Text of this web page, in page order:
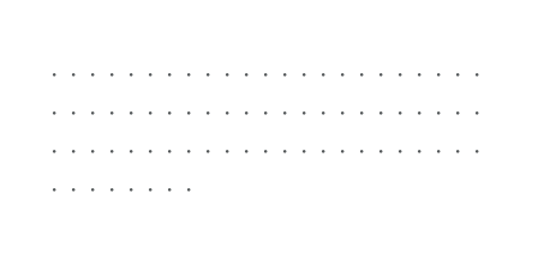
・・・・・・・・・・・・・・・・・・・・・・・
・・・・・・・・・・・・・・・・・・・・・・・
・・・・・・・・・・・・・・・・・・・・・・・
・・・・・・・・